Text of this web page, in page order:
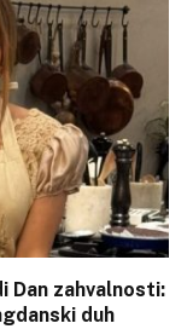
Dan zahvalnosti:
duh